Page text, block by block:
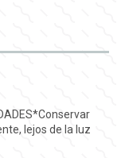
lejos de la luz